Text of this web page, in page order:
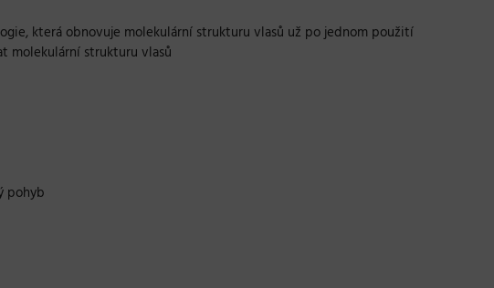
která obnovuje molekulární strukturu vlasů už po jednom použití
molekulární strukturu vlasů
pohyb